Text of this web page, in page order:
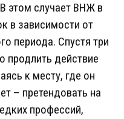
этом случает ВНЖ в
в зависимости от
периода. Спустя три
продлить действие
к месту, где он
– претендовать на
профессий,